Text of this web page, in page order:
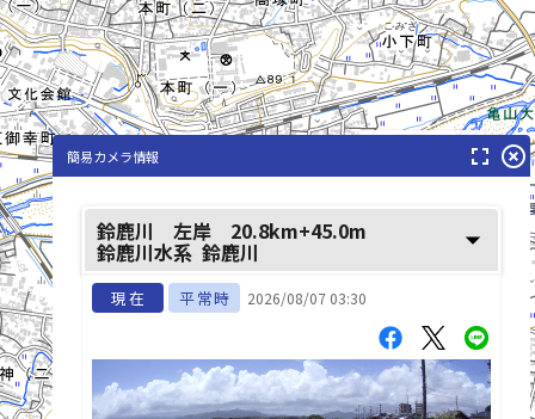
鈴鹿川(すずかがわ)
簡易カメラ情報 fullscreen highlight_off
鈴鹿川 左岸 20.8km+45.0m
鈴鹿川水系 鈴鹿川 arrow_drop_down
現在 平常時 2026/08/07 03:30